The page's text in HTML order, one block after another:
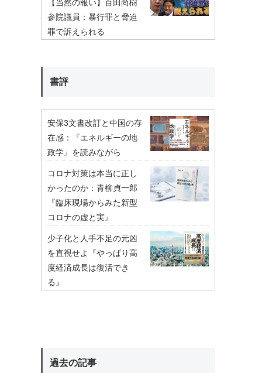
【当然の報い】百田尚樹
参院議員：暴行罪と脅迫
罪で訴えられる
書評
安保3文書改訂と中国の存
在感：『エネルギーの地
政学』を読みながら
コロナ対策は本当に正し
かったのか：青柳貞一郎
『臨床現場からみた新型
コロナの虚と実』
少子化と人手不足の元凶
を直視せよ『やっぱり高
度経済成長は復活でき
る』
過去の記事